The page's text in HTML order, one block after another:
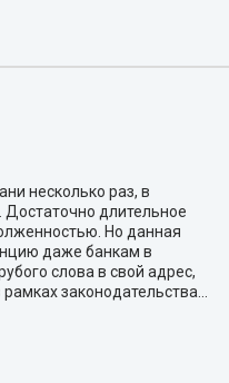
несколько раз, в
длительное
Но данная
даже банкам в
слова в свой адрес,
законодательства...